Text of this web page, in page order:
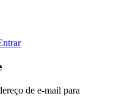
de e-mail para